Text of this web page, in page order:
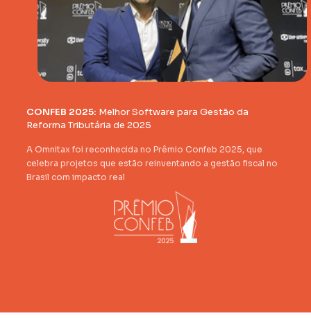
CONFEB 2025: Melhor Software para Gestão da
Reforma Tributária de 2025
A Omnitax foi reconhecida no Prêmio Confeb 2025, que
celebra projetos que estão reinventando a gestão fiscal no
Brasil com impacto real